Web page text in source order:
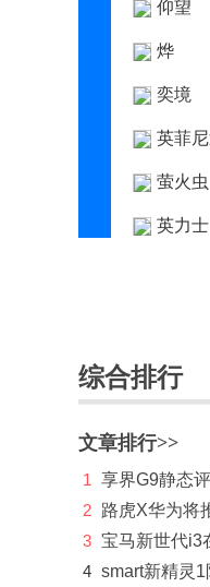
仰望
烨
奕境
英菲
萤火虫
英力士
云度
Z
知豆
智己
中国
综合排行
文章排行>>
1
享界G9静态
2 路虎X华为将
3 宝马新世代i3
4 smart新精灵